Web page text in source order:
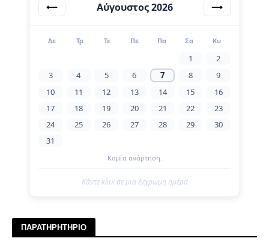
⟵ Αύγουστος 2026 ⟶
Δε Τρ Τε Πε Πα Σα Κυ
1
2
3
4 5 6 7 8
9
10
11 12 13 14 15
16
17
18 19 20 21 22
23
24
25 26 27 28 29
30
31
Καμία ανάρτηση.
Κάντε κλικ σε μια έγχρωμη ημέρα
ΠΑΡΑΤΗΡΗΤΗΡΙΟ